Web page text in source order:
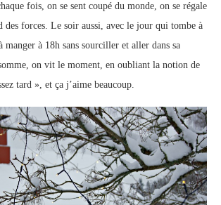
fois, on se sent coupé du monde, on se régale
des forces. Le soir aussi, avec le jour qui tombe à
manger à 18h sans sourciller et aller dans sa
on vit le moment, en oubliant la notion de
tard », et ça j’aime beaucoup.